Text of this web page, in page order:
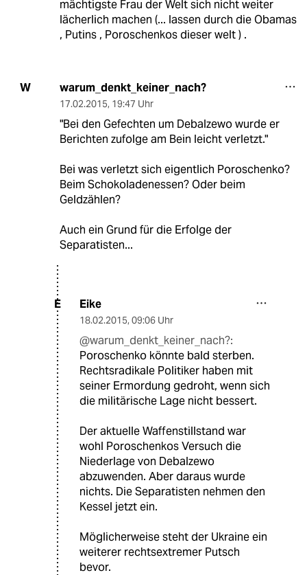
mächtigste Frau der Welt sich nicht weiter
lächerlich machen (... lassen durch die Obamas
, Putins , Poroschenkos dieser welt ) .
W warum_denkt_keiner_nach?
17.02.2015, 19:47 Uhr
"Bei den Gefechten um Debalzewo wurde er
Berichten zufolge am Bein leicht verletzt."
Bei was verletzt sich eigentlich Poroschenko?
Beim Schokoladenessen? Oder beim
Geldzählen?
Auch ein Grund für die Erfolge der
Separatisten...
E Eike
18.02.2015, 09:06 Uhr
@warum_denkt_keiner_nach?:
Poroschenko könnte bald sterben.
Rechtsradikale Politiker haben mit
seiner Ermordung gedroht, wenn sich
die militärische Lage nicht bessert.
Der aktuelle Waffenstillstand war
wohl Poroschenkos Versuch die
Niederlage von Debalzewo
abzuwenden. Aber daraus wurde
nichts. Die Separatisten nehmen den
Kessel jetzt ein.
Möglicherweise steht der Ukraine ein
weiterer rechtsextremer Putsch
bevor.